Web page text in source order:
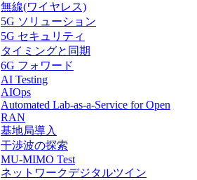
無線(ワイヤレス)
5G ソリューション
5G セキュリティ
タイミングと同期
6G フォワード
AI Testing
AIOps
Automated Lab-as-a-Service for Open
RAN
基地局導入
干渉波の探索
MU-MIMO Test
ネットワークデジタルツイン